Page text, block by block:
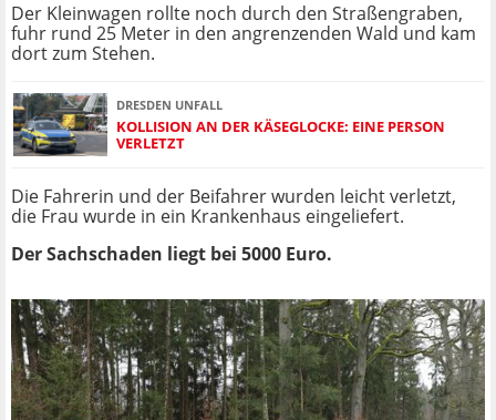
Der Kleinwagen rollte noch durch den Straßengraben,
fuhr rund 25 Meter in den angrenzenden Wald und kam
dort zum Stehen.
DRESDEN UNFALL
KOLLISION AN DER KÄSEGLOCKE: EINE PERSON
VERLETZT
Die Fahrerin und der Beifahrer wurden leicht verletzt,
die Frau wurde in ein Krankenhaus eingeliefert.
Der Sachschaden liegt bei 5000 Euro.